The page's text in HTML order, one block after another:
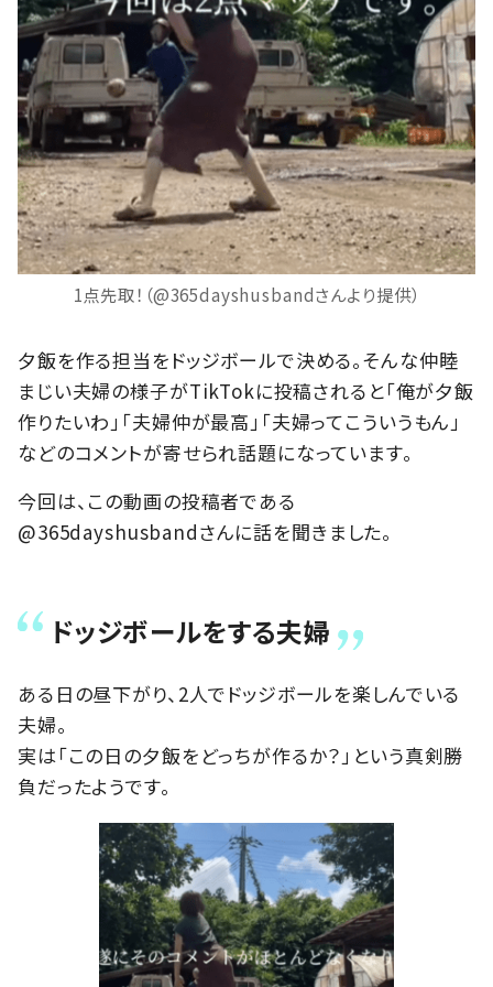
1点先取！（@365dayshusbandさんより提供）
夕飯を作る担当をドッジボールで決める。そんな仲睦
まじい夫婦の様子がTikTokに投稿されると「俺が夕飯
作りたいわ」「夫婦仲が最高」「夫婦ってこういうもん」
などのコメントが寄せられ話題になっています。
今回は、この動画の投稿者である
@365dayshusbandさんに話を聞きました。
ドッジボールをする夫婦
ある日の昼下がり、2人でドッジボールを楽しんでいる
夫婦。
実は「この日の夕飯をどっちが作るか？」という真剣勝
負だったようです。